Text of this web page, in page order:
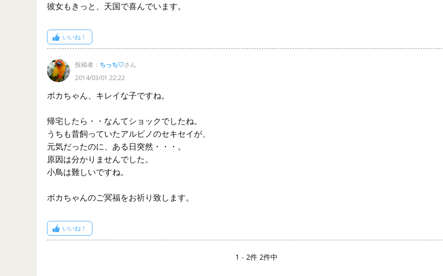
彼女もきっと、天国で喜んでいます。
いいね！
投稿者： ちっち♡さん
2014/03/01 22:22
ボカちゃん、キレイな子ですね。
帰宅したら・・なんてショックでしたね。
うちも昔飼っていたアルビノのセキセイが、
元気だったのに、ある日突然・・・。
原因は分かりませんでした。
小鳥は難しいですね。
ボカちゃんのご冥福をお祈り致します。
いいね！
1 - 2件 2件中